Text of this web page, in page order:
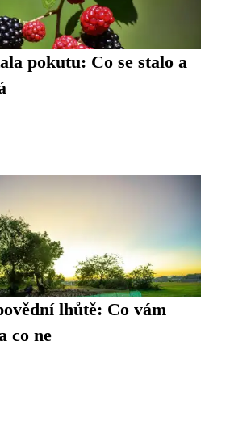
pokutu: Co se stalo a
lhůtě: Co vám
co ne